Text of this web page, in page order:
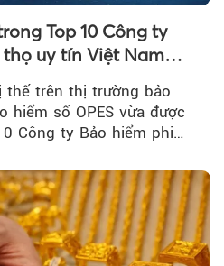
Top 10 Công ty
uy tín Việt Nam
thế trên thị trường bảo
hiểm số OPES vừa được
Công ty Bảo hiểm phi